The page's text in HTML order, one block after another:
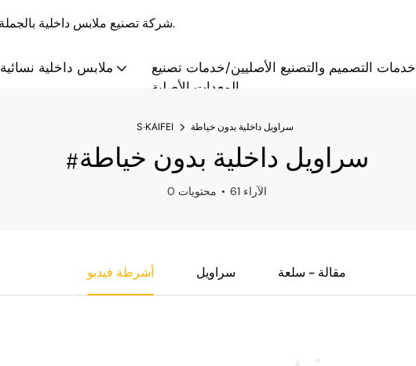
S·KAIFEI - شركة تصنيع ملابس داخلية بالجملة والتخصيص منذ عام 2008، تقدم حلولاً متكاملة.
ملابس داخلية نسائية
خدمات التصميم والتصنيع الأصليين/خدمات تصنيع
المعدات الأصلية
S·KAIFEI سراويل داخلية بدون خياطة
#سراويل داخلية بدون خياطة
0 محتويات 61 الآراء
أشرطة فيديو سراويل مقالة - سلعة